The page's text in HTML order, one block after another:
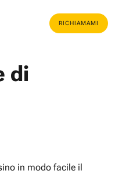
RICHIAMAMI
di
in modo facile il